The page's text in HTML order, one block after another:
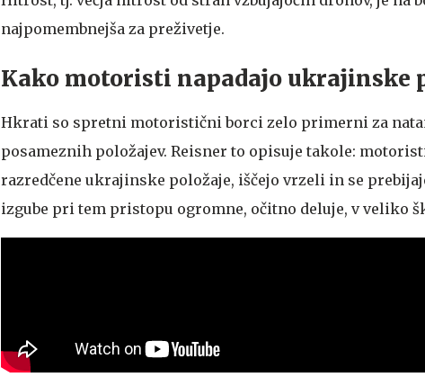
najpomembnejša za preživetje.
Kako motoristi napadajo ukrajinske
Hkrati so spretni motoristični borci zelo primerni za
posameznih položajev. Reisner to opisuje takole:
razredčene ukrajinske položaje, iščejo vrzeli in se
izgube pri tem pristopu ogromne, očitno deluje, v veliko